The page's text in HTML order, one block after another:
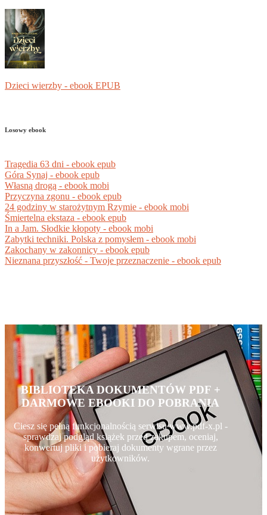
Dzieci wierzby - ebook EPUB
Losowy ebook
Tragedia 63 dni - ebook epub
Góra Synaj - ebook epub
Własną drogą - ebook mobi
Przyczyna zgonu - ebook epub
24 godziny w starożytnym Rzymie - ebook mobi
Śmiertelna ekstaza - ebook epub
In a Jam. Słodkie kłopoty - ebook mobi
Zabytki techniki. Polska z pomysłem - ebook mobi
Zakochany w zakonnicy - ebook epub
Nieznana przyszłość - Twoje przeznaczenie - ebook epub
BIBLIOTEKA DOKUMENTÓW PDF +
DARMOWE EBOOKI DO POBRANIA
Ciesz się pełną funkcjonalnością serwisu www.pdf-x.pl -
sprawdzaj podgląd książek przed zakupem, oceniaj,
konwertuj pliki i pobieraj dokumenty wgrane przez
użytkowników.